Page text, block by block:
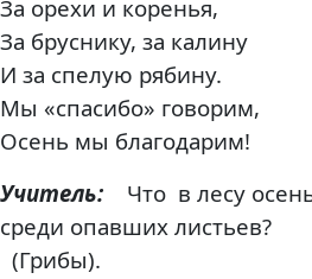
За орехи и коренья,
За бруснику, за калину
И за спелую рябину.
Мы «спасибо» говорим,
Осень мы благодарим!
Учитель: Что в лесу
среди
(Грибы).